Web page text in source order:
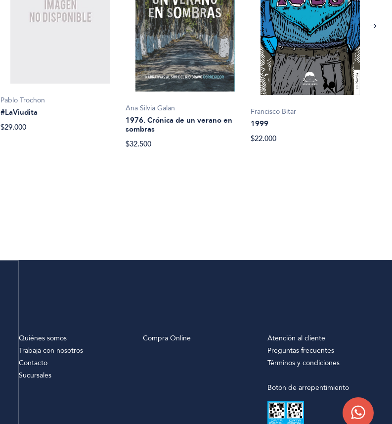
Pablo Trochon
#LaViudita
$29.000
Ana Silvia Galan
1976. Crónica de un verano en
sombras
$32.500
Francisco Bitar
1999
$22.000
Quiénes somos
Trabajá con nosotros
Contacto
Sucursales
Compra Online
Atención al cliente
Preguntas frecuentes
Términos y condiciones
Botón de arrepentimiento